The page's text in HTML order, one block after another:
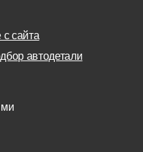
сайта
автодетали